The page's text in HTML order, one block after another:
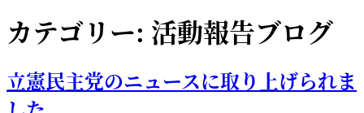
カテゴリー: 活動報告ブログ
立憲民主党のニュースに取り上げられま